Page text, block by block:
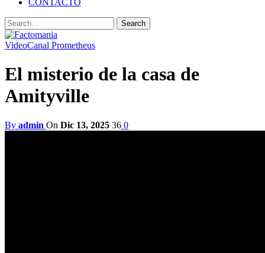
CONTACTO
VideoCanal Prometheus
El misterio de la casa de
Amityville
By admin On Dic 13, 2025 36 0